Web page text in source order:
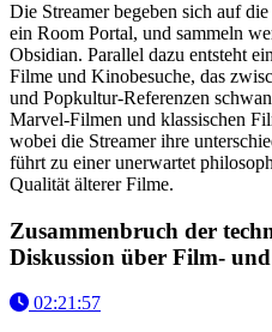
Die Streamer begeben sich auf
ein Room Portal, und sammeln
Obsidian. Parallel dazu entsteht
Filme und Kinobesuche, das
und Popkultur-Referenzen
Marvel-Filmen und klassischen
wobei die Streamer ihre
führt zu einer unerwartet
Qualität älterer Filme.
Zusammenbruch der
Diskussion über Film-
02:21:57